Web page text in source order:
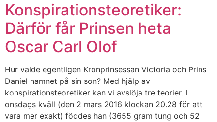
Konspirationsteoretiker:
Därför får Prinsen heta
Oscar Carl Olof
Hur valde egentligen Kronprinsessan Victoria och Prins
Daniel namnet på sin son? Med hjälp av
konspirationsteoretiker kan vi avslöja tre teorier. I
onsdags kväll (den 2 mars 2016 klockan 20.28 för att
vara mer exakt) föddes han (3655 gram tung och 52